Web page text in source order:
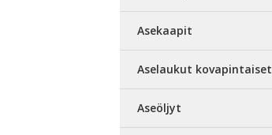
Asekaapit
Aselaukut kovapintaiset
Aseöljyt